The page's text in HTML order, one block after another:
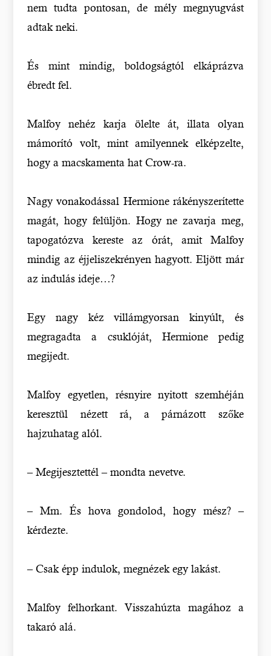
nem tudta pontosan, de mély megnyugvást
adtak neki.
És mint mindig, boldogságtól elkáprázva
ébredt fel.
Malfoy nehéz karja ölelte át, illata olyan
mámorító volt, mint amilyennek elképzelte,
hogy a macskamenta hat Crow-ra.
Nagy vonakodással Hermione rákényszerítette
magát, hogy felüljön. Hogy ne zavarja meg,
tapogatózva kereste az órát, amit Malfoy
mindig az éjjeliszekrényen hagyott. Eljött már
az indulás ideje…?
Egy nagy kéz villámgyorsan kinyúlt, és
megragadta a csuklóját, Hermione pedig
megijedt.
Malfoy egyetlen, résnyire nyitott szemhéján
keresztül nézett rá, a párnázott szőke
hajzuhatag alól.
– Megijesztettél – mondta nevetve.
– Mm. És hova gondolod, hogy mész? –
kérdezte.
– Csak épp indulok, megnézek egy lakást.
Malfoy felhorkant. Visszahúzta magához a
takaró alá.